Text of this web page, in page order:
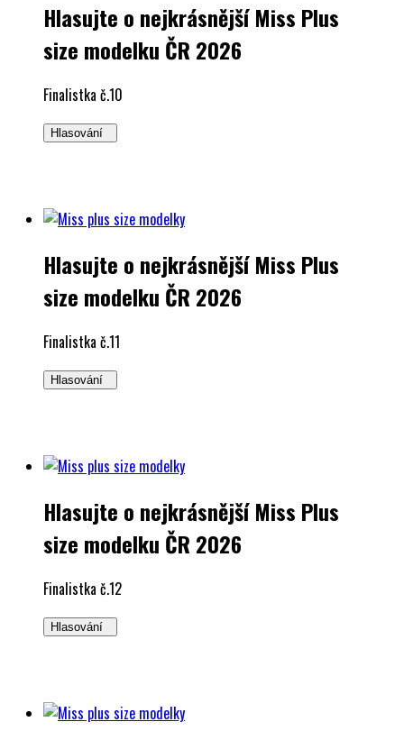
Hlasujte o nejkrásnější Miss Plus
size modelku ČR 2026
Finalistka č.10
Hlasování
Hlasujte o nejkrásnější Miss Plus
size modelku ČR 2026
Finalistka č.11
Hlasování
Hlasujte o nejkrásnější Miss Plus
size modelku ČR 2026
Finalistka č.12
Hlasování